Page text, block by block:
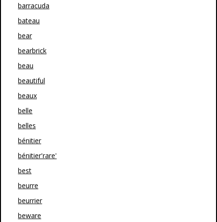
barracuda
bateau
bear
bearbrick
beau
beautiful
beaux
belle
belles
bénitier
bénitier'rare'
best
beurre
beurrier
beware